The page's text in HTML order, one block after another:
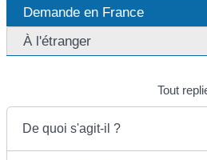
Demande en France
À l'étranger
Tout
De quoi s'agit-il ?